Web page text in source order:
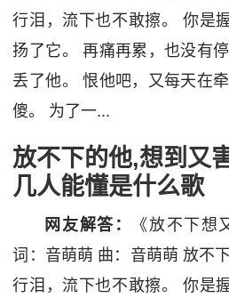
行泪，流下也不敢擦。 你是
扬了它。 再痛再累，也没有
丢了他。 恨他吧，又每天在
傻。 为了一...
放不下的他,想到又
几人能懂是什么歌
网友解答：
《放不下想
词：音萌萌 曲：音萌萌 放不
行泪，流下也不敢擦。 你是